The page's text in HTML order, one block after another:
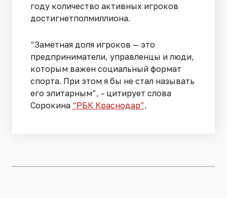
году количество активных игроков
достигнетполмиллиона.
“Заметная доля игроков — это
предприниматели, управленцы и люди,
которым важен социальный формат
спорта. При этом я бы не стал называть
его элитарным”, - цитирует слова
Сорокина “РБК Краснодар”.